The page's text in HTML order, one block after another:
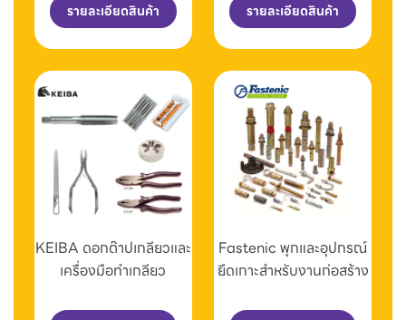
รายละเอียดสินค้า รายละเอียดสินค้า
KEIBA ดอกต๊าปเกลียวและ
เครื่องมือทำเกลียว
Fastenic พุกและอุปกรณ์
ยึดเกาะสำหรับงานก่อสร้าง